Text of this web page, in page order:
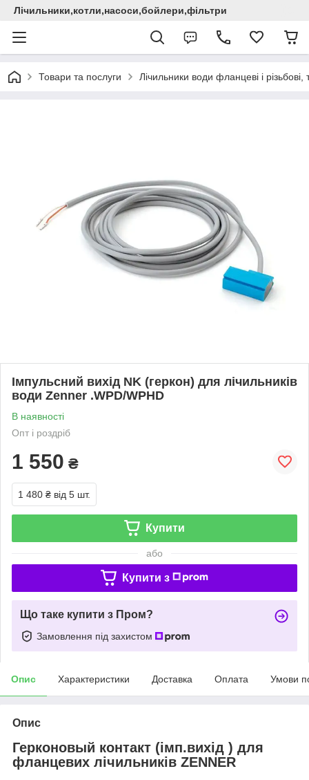
Лічильники,котли,насоси,бойлери,фільтри
Товари та послуги Лічильники води фланцеві і
Імпульсний вихід NK (геркон) для лічильників
води Zenner .WPD/WPHD
В наявності
Опт і роздріб
1 550 ₴
1 480 ₴ від 5 шт.
Купити
або
Купити з
Що таке купити з Пром?
Замовлення під захистом
Опис Характеристики Доставка Оплата Умови
Опис
Герконовый контакт (імп.вихід ) для
фланцевих лічильників ZENNER